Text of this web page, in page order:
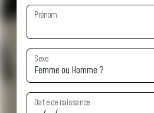
Prénom
Sexe
Date de naissance